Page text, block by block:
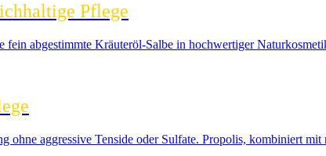
Pflege
abgestimmte Kräuteröl-Salbe in hochwertiger
aggressive Tenside oder Sulfate. Propolis, kombiniert mit